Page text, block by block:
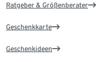
Ratgeber & Größenberater
Geschenkkarte
Geschenkideen